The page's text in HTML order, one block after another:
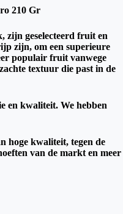
210 Gr
zijn geselecteerd fruit en
zijn, om een ​​superieure
populair fruit vanwege
textuur die past in de
en kwaliteit. We hebben
hoge kwaliteit, tegen de
van de markt en meer